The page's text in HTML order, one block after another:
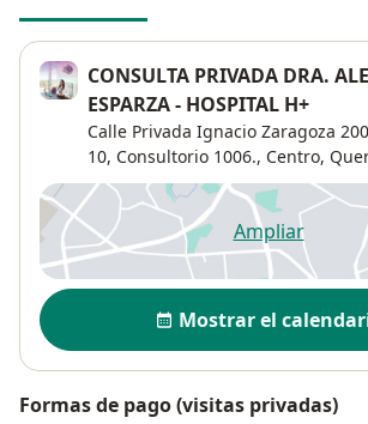
CONSULTA PRIVADA DRA.
ESPARZA - HOSPITAL H+
Calle Privada Ignacio Zaragoza
10, Consultorio 1006., Centro,
Ampliar
se abre
Disponibilidad
Mostrar el
Formas de pago (visitas privadas)